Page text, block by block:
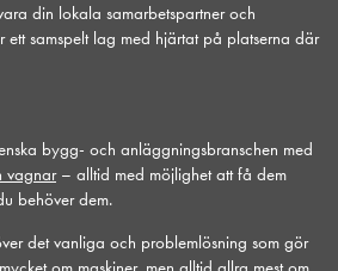
din lokala samarbetspartner och
samspelt lag med hjärtat på platserna där
bygg- och anläggningsbranschen med
vagnar– alltid med möjlighet att få dem
behöver dem.
det vanliga och problemlösning som gör